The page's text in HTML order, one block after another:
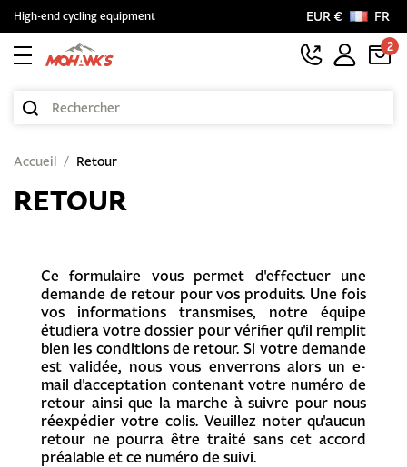
High-end cycling equipment EUR €
FR
2
Accueil Retour
RETOUR
Ce formulaire vous permet d'effectuer une
demande de retour pour vos produits. Une fois
vos informations transmises, notre équipe
étudiera votre dossier pour vérifier qu'il remplit
bien les conditions de retour. Si votre demande
est validée, nous vous enverrons alors un e-
mail d'acceptation contenant votre numéro de
retour ainsi que la marche à suivre pour nous
réexpédier votre colis. Veuillez noter qu'aucun
retour ne pourra être traité sans cet accord
préalable et ce numéro de suivi.